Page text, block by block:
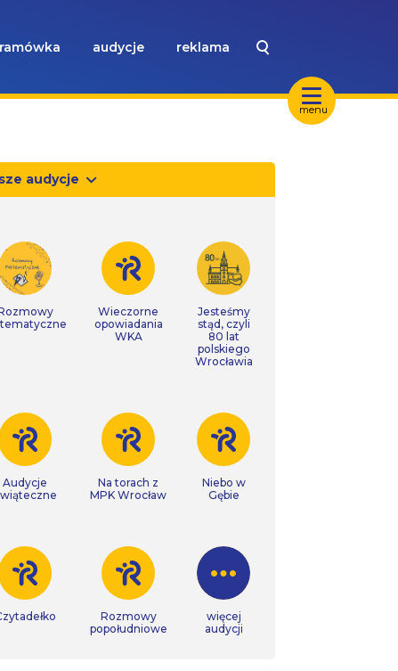
menu
ramówka audycje reklama
audycje
Wieczorne
opowiadania
WKA
Jesteśmy
stąd, czyli
80 lat
polskiego
Wrocławia
Audycje
Na torach z
MPK Wrocław
Niebo w
Gębie
Rozmowy
popołudniowe
więcej
audycji